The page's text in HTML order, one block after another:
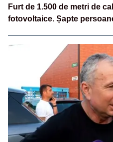
Furt de 1.500 de metri de
fotovoltaice. Șapte